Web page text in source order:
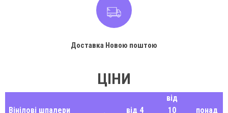
Доставка Новою поштою
ЦІНИ
Вінілові шпалери
від 4
від
10
понад